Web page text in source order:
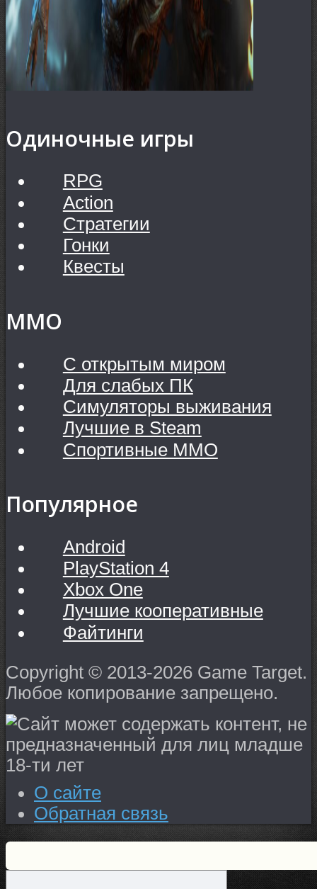
Одиночные игры
RPG
Action
Стратегии
Гонки
Квесты
MMO
С открытым миром
Для слабых ПК
Симуляторы выживания
Лучшие в Steam
Спортивные MMO
Популярное
Android
PlayStation 4
Xbox One
Лучшие кооперативные
Файтинги
Copyright © 2013-2026 Game Target.
Любое копирование запрещено.
О сайте
Обратная связь